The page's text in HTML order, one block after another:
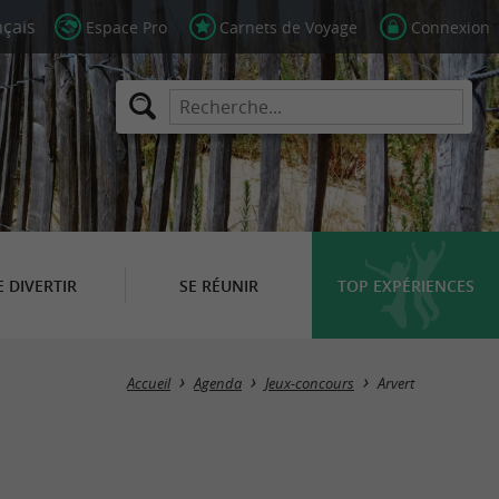
Espace Pro Carnets de Voyage Connexion
DIVERTIR SE RÉUNIR TOP EXPÉRIENCES
Masquer la carte
Accueil Agenda Jeux-concours Arvert